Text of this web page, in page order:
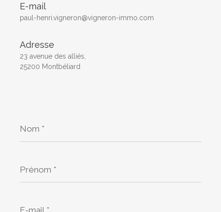
E-mail
paul-henri.vigneron@vigneron-immo.com
Adresse
23 avenue des alliés,
25200 Montbéliard
*
*
mail